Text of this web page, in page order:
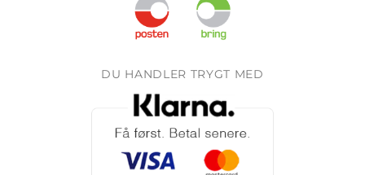
DU HANDLER TRYGT MED